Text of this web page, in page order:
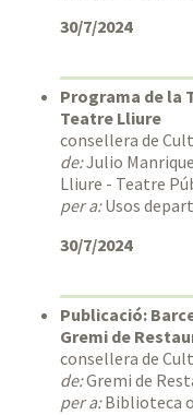
30/7/2024
Programa de la
Teatre Lliure
consellera de
de:Julio
Lliure - Teatre
per a:Usos
30/7/2024
Publicació:
Gremi de
consellera de
de:Gremi de
per a:Biblioteca